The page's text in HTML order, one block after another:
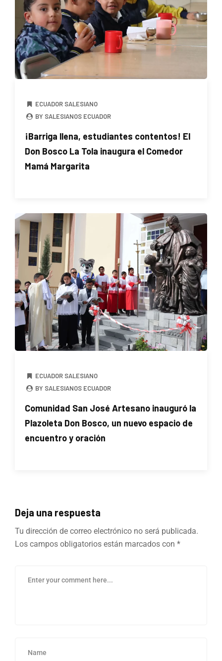
ECUADOR SALESIANO
BY SALESIANOS ECUADOR
¡Barriga llena, estudiantes contentos! El
Don Bosco La Tola inaugura el Comedor
Mamá Margarita
ECUADOR SALESIANO
BY SALESIANOS ECUADOR
Comunidad San José Artesano inauguró la
Plazoleta Don Bosco, un nuevo espacio de
encuentro y oración
Deja una respuesta
Tu dirección de correo electrónico no será publicada.
Los campos obligatorios están marcados con *